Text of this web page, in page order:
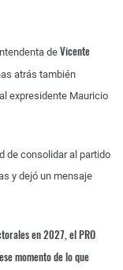
deVicente
atrás también
expresidente Mauricio
de consolidar al partido
y dejó un mensaje
en 2027, el PRO
momento de lo que